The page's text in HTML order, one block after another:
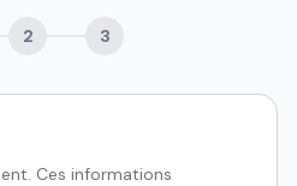
2 3
Ces informations